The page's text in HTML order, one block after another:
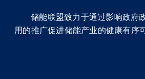
储能联盟致力于通过影响政府
用的推广促进储能产业的健康有序